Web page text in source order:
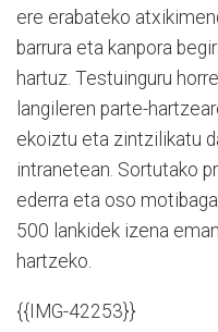
ere erabateko
barrura eta kanpora
hartuz. Testuinguru
langileren parte-
ekoiztu eta zintzilikatu
intranetean. Sortutako
ederra eta oso
500 lankidek izena
hartzeko.
{{IMG-42253}}